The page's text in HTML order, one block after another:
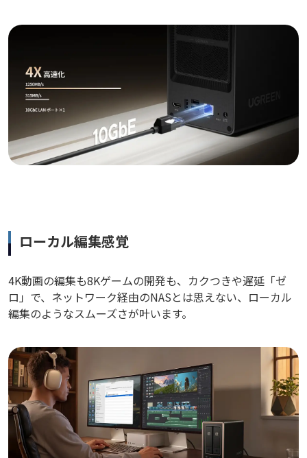
ローカル編集感覚
4K動画の編集も8Kゲームの開発も、カクつきや遅延「ゼ
ロ」で、ネットワーク経由のNASとは思えない、ローカル
編集のようなスムーズさが叶います。